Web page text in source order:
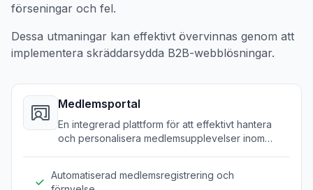
förseningar och fel.
Dessa utmaningar kan effektivt övervinnas genom att
implementera skräddarsydda B2B-webblösningar.
Medlemsportal
En integrerad plattform för att effektivt hantera
och personalisera medlemsupplevelser inom
Automatiserad medlemsregistrering och